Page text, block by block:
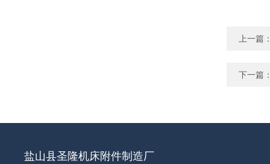
上一篇
下一篇
盐山县圣隆机床附件制造厂